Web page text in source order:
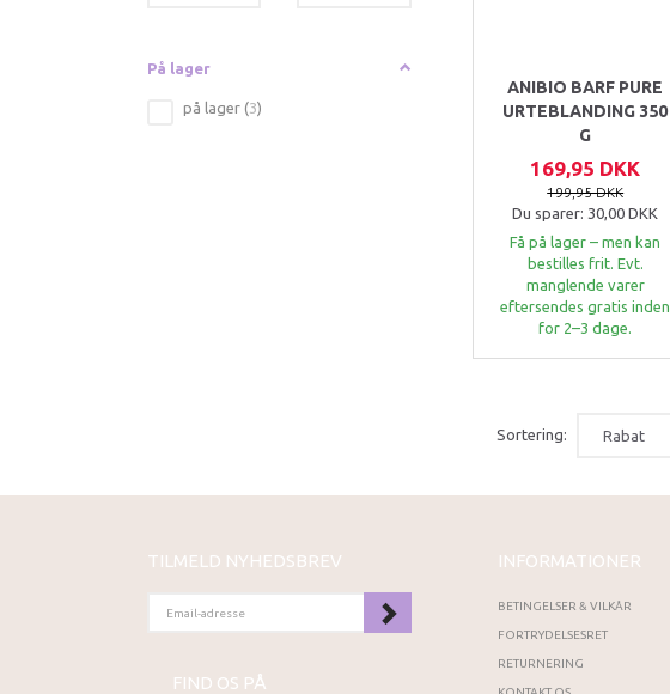
På lager
på lager (3)
ANIBIO BARF PURE
URTEBLANDING 350
G
169,95 DKK
199,95 DKK
Du sparer: 30,00 DKK
Få på lager – men kan
bestilles frit. Evt.
manglende varer
eftersendes gratis inden
for 2–3 dage.
Sortering:
TILMELD NYHEDSBREV
ADRESSE
FIND OS PÅ
INFORMATIONER
BETINGELSER & VILKÅR
FORTRYDELSESRET
RETURNERING